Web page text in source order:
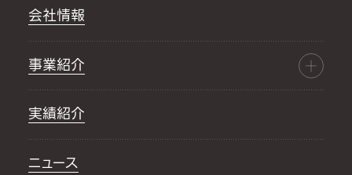
会社情報
事業紹介
実績紹介
ニュース